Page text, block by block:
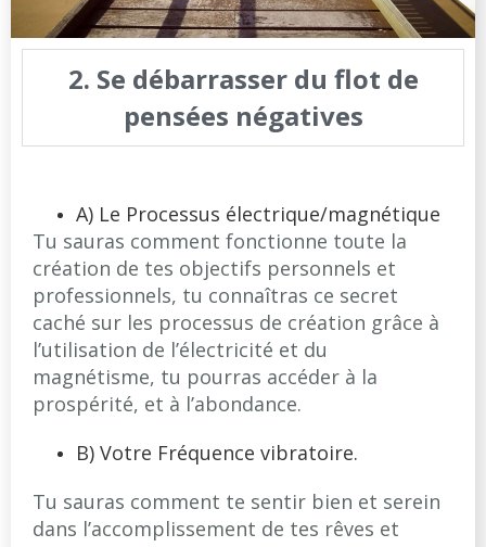
2. Se débarrasser du flot de
pensées négatives
A) Le Processus électrique/magnétique
Tu sauras comment fonctionne toute la
création de tes objectifs personnels et
professionnels, tu connaîtras ce secret
caché sur les processus de création grâce à
l’utilisation de l’électricité et du
magnétisme, tu pourras accéder à la
prospérité, et à l’abondance.
B) Votre Fréquence vibratoire.
Tu sauras comment te sentir bien et serein
dans l’accomplissement de tes rêves et